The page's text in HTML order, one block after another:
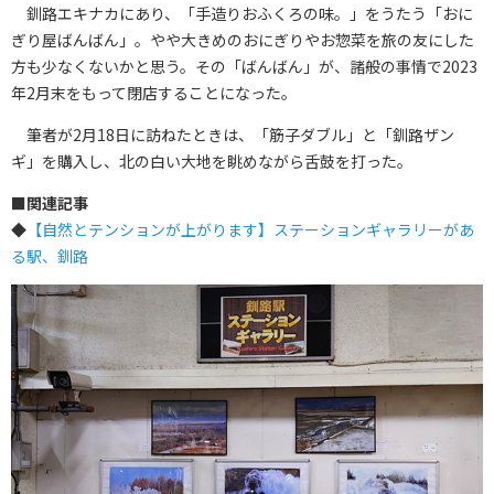
釧路エキナカにあり、「手造りおふくろの味。」をうたう「おに
ぎり屋ばんばん」。やや大きめのおにぎりやお惣菜を旅の友にした
方も少なくないかと思う。その「ばんばん」が、諸般の事情で2023
年2月末をもって閉店することになった。
筆者が2月18日に訪ねたときは、「筋子ダブル」と「釧路ザン
ギ」を購入し、北の白い大地を眺めながら舌鼓を打った。
■関連記事
◆ 【自然とテンションが上がります】ステーションギャラリーがあ
る駅、釧路